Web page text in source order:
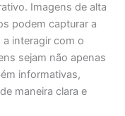
Imagens de alta
podem capturar a
interagir com o
sejam não apenas
informativas,
maneira clara e